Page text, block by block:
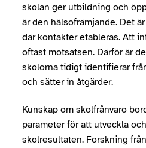
skolan ger utbildning och
är den hälsofrämjande. Det
där kontakter etableras. Att
oftast motsatsen. Därför är
skolorna tidigt identifierar
och sätter in åtgärder.
Kunskap om skolfrånvaro
parameter för att utveckla
skolresultaten. Forskning